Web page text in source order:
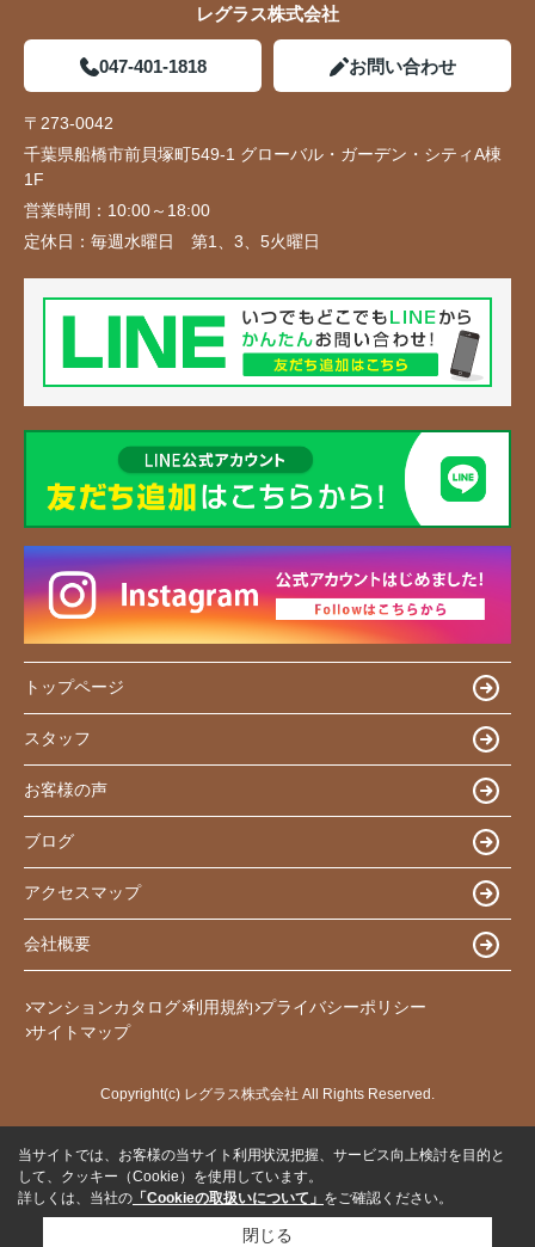
レグラス株式会社
047-401-1818 お問い合わせ
〒273-0042
千葉県船橋市前貝塚町549-1 グローバル・ガーデン・シティA棟
1F
営業時間： 10:00～18:00
定休日： 毎週水曜日 第1、3、5火曜日
トップページ
スタッフ
お客様の声
ブログ
アクセスマップ
会社概要
マンションカタログ 利用規約 プライバシーポリシー
サイトマップ
Copyright(c) レグラス株式会社 All Rights Reserved.
当サイトでは、お客様の当サイト利用状況把握、サービス向上検討を目的と
して、クッキー（Cookie）を使用しています。
詳しくは、当社の 「Cookieの取扱いについて」 をご確認ください。
閉じる